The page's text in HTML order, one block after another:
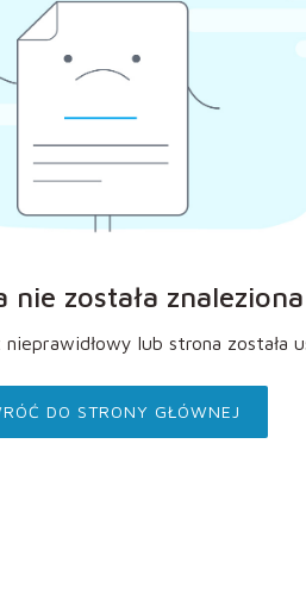
nie została znaleziona
lub strona została
DO STRONY GŁÓWNEJ